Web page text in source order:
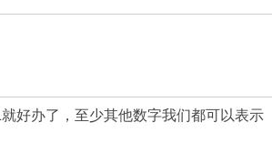
好办了，至少其他数字我们都可以表示